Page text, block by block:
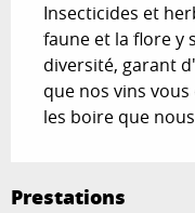
Insecticides et
faune et la flore y
diversité, garant
que nos vins
les boire que
Prestations